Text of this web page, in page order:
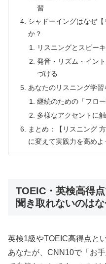
習
シャドーイングはなぜ
か？
リスニングとスピー
発音・リズム・イン
づける
あなたのリスニング学
継続のための「フロ
多様なアクセントに
まとめ：【リスニング
に変えて実践力を高めよ
TOEIC・英検高得
聞き取れないのはな
英検1級やTOEIC高得点と
あなたが、CNN10で「お